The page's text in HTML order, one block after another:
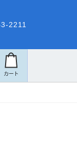
2211